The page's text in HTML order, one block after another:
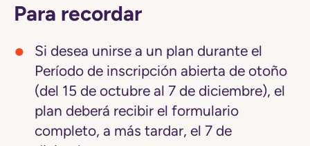
Para recordar
Si desea unirse a un plan durante el
Período de inscripción abierta de otoño
(del 15 de octubre al 7 de diciembre), el
plan deberá recibir el formulario
completo, a más tardar, el 7 de